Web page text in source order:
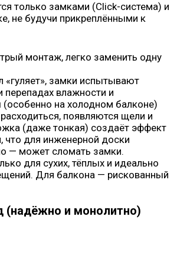
только замками (Click-система) и
не будучи прикреплёнными к
монтаж, легко заменить одну
«гуляет», замки испытывают
перепадах влажности и
(особенно на холодном балконе)
появляются щели и
(даже тонкая) создаёт эффект
что для инженерной доски
— может сломать замки.
для сухих, тёплых и идеально
Для балкона — рискованный
(надёжно и монолитно)